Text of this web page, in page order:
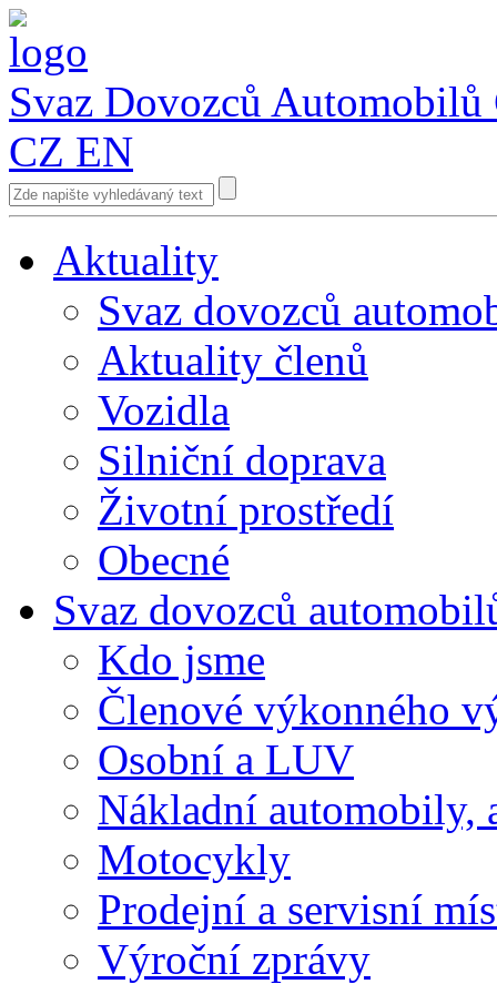
Svaz Dovozců Automobilů
CZ EN
Aktuality
Svaz dovozců
Aktuality členů
Vozidla
Silniční doprava
Životní prostředí
Obecné
Svaz dovozců
Kdo jsme
Členové výkonného
Osobní a LUV
Nákladní automobily,
Motocykly
Prodejní a servisní
Výroční zprávy